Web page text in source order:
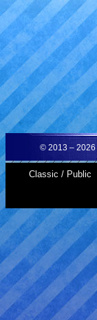
© 2013 – 2026
Classic / Public